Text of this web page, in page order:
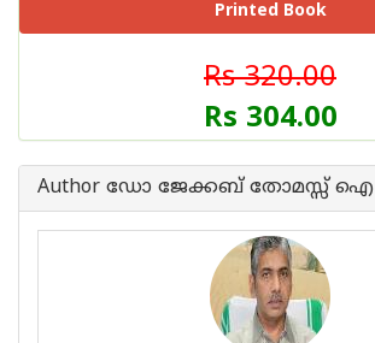
Printed Book
Rs 320.00
Rs 304.00
Author ഡോ ജേക്കബ് തോമസ്സ്